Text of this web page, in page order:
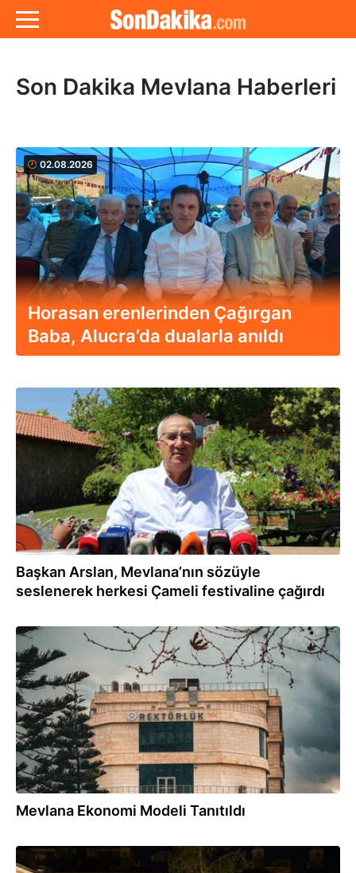
Son Dakika Mevlana Haberleri
02.08.2026
Horasan erenlerinden Çağırgan
Baba, Alucra’da dualarla anıldı
02.08.2026
Başkan Arslan, Mevlana’nın sözüyle
seslenerek herkesi Çameli festivaline çağırdı
30.07.2026
Mevlana Ekonomi Modeli Tanıtıldı
28.07.2026